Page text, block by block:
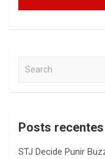
a
c
Posts recentes
STJ Decide Punir